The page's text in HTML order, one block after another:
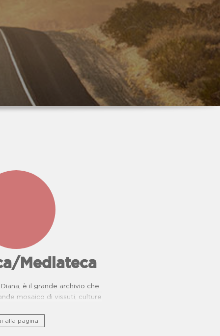
il
Mediateca
è il grande archivio che
mosaico di vissuti, culture
alla pagina